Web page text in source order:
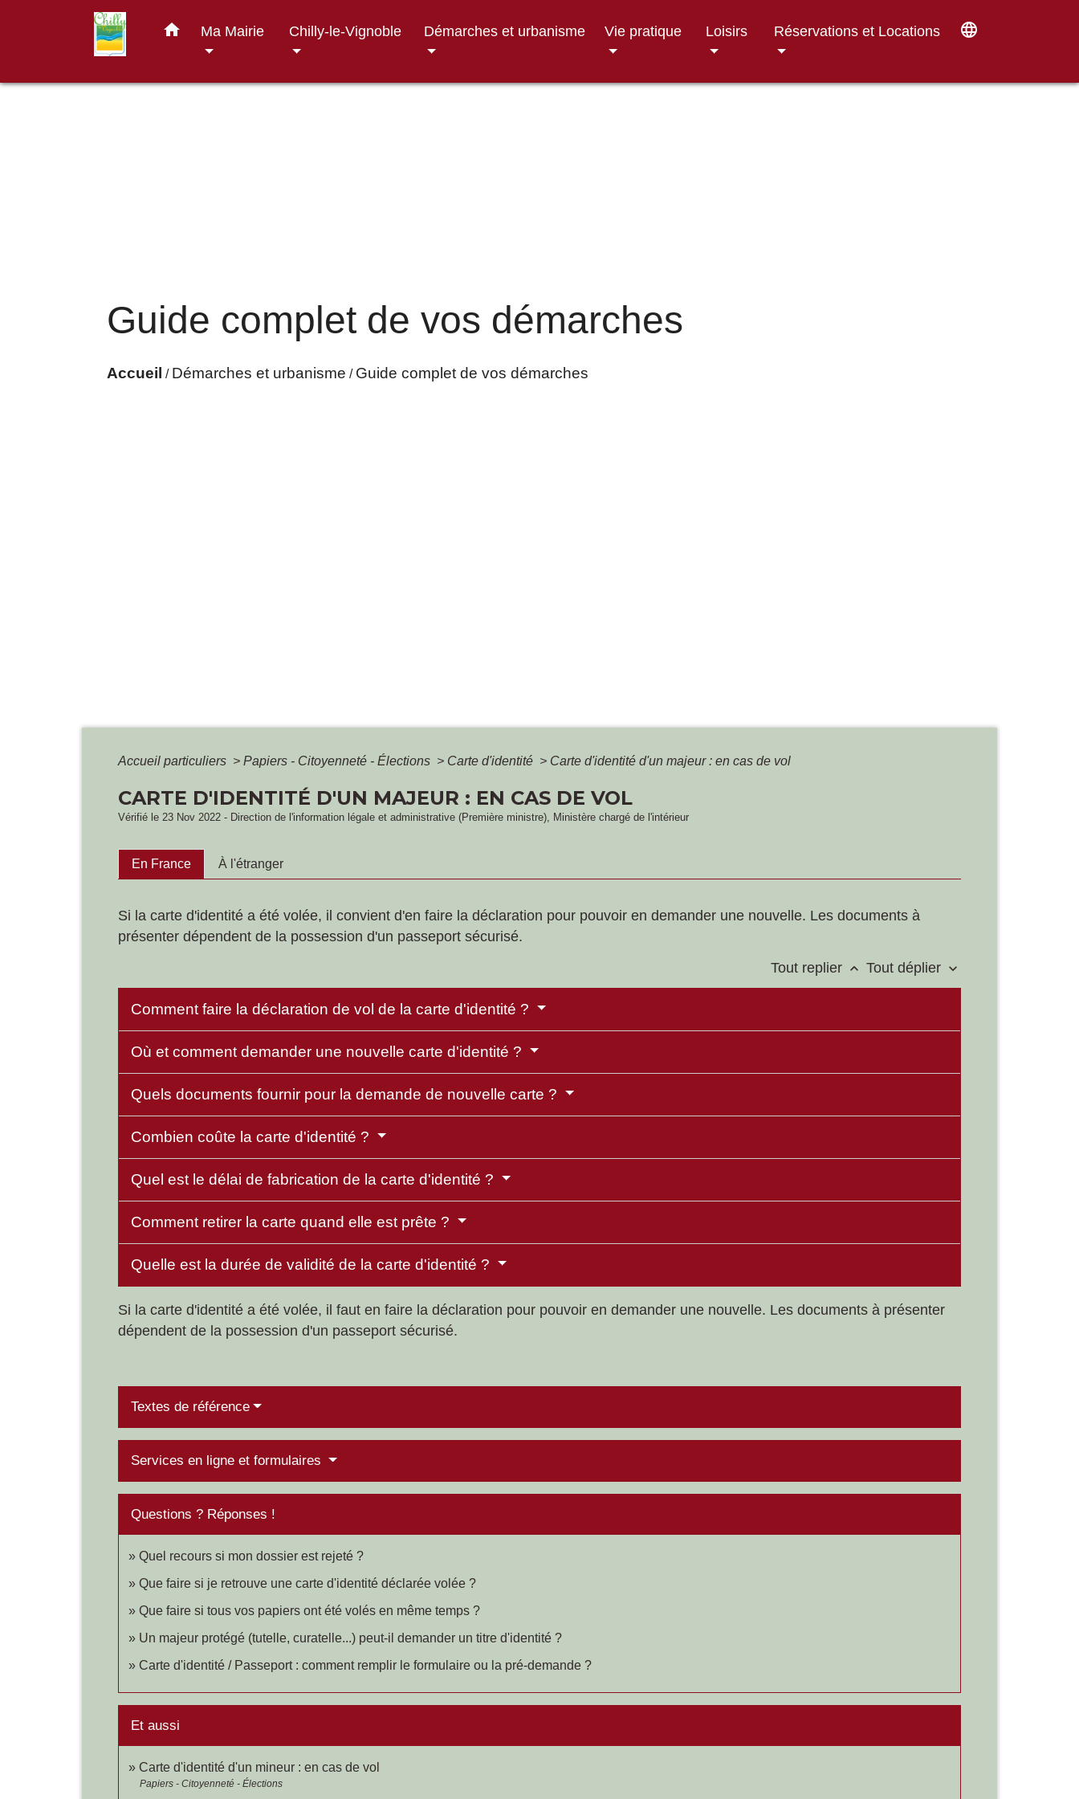
home Ma Mairie Chilly-le-Vignoble Démarches et urbanisme Vie pratique Loisirs Réservations et Locations language
Guide complet de vos démarches
Accueil / Démarches et urbanisme / Guide complet de vos démarches
Accueil particuliers > Papiers - Citoyenneté - Élections > Carte d'identité > Carte d'identité d'un majeur : en cas de vol
CARTE D'IDENTITÉ D'UN MAJEUR : EN CAS DE VOL
Vérifié le 23 Nov 2022 - Direction de l'information légale et administrative (Première ministre), Ministère chargé de l'intérieur
En France À l'étranger
Si la carte d'identité a été volée, il convient d'en faire la déclaration pour pouvoir en demander une nouvelle. Les documents à
présenter dépendent de la possession d'un passeport sécurisé.
Tout replier keyboard_arrow_up Tout déplier keyboard_arrow_down
Comment faire la déclaration de vol de la carte d'identité ?
Où et comment demander une nouvelle carte d'identité ?
Quels documents fournir pour la demande de nouvelle carte ?
Combien coûte la carte d'identité ?
Quel est le délai de fabrication de la carte d'identité ?
Comment retirer la carte quand elle est prête ?
Quelle est la durée de validité de la carte d'identité ?
Si la carte d'identité a été volée, il faut en faire la déclaration pour pouvoir en demander une nouvelle. Les documents à présenter
dépendent de la possession d'un passeport sécurisé.
Textes de référence
Services en ligne et formulaires
Questions ? Réponses !
Quel recours si mon dossier est rejeté ?
Que faire si je retrouve une carte d'identité déclarée volée ?
Que faire si tous vos papiers ont été volés en même temps ?
Un majeur protégé (tutelle, curatelle...) peut-il demander un titre d'identité ?
Carte d'identité / Passeport : comment remplir le formulaire ou la pré-demande ?
Et aussi
Carte d'identité d'un mineur : en cas de vol
Papiers - Citoyenneté - Élections